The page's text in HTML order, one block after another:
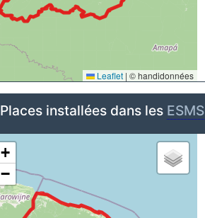
Leaflet | © handidonnées
Places installées dans les ESMS
+
−